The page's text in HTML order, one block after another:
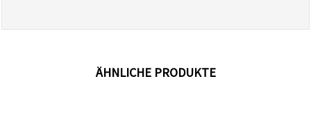
ÄHNLICHE PRODUKTE